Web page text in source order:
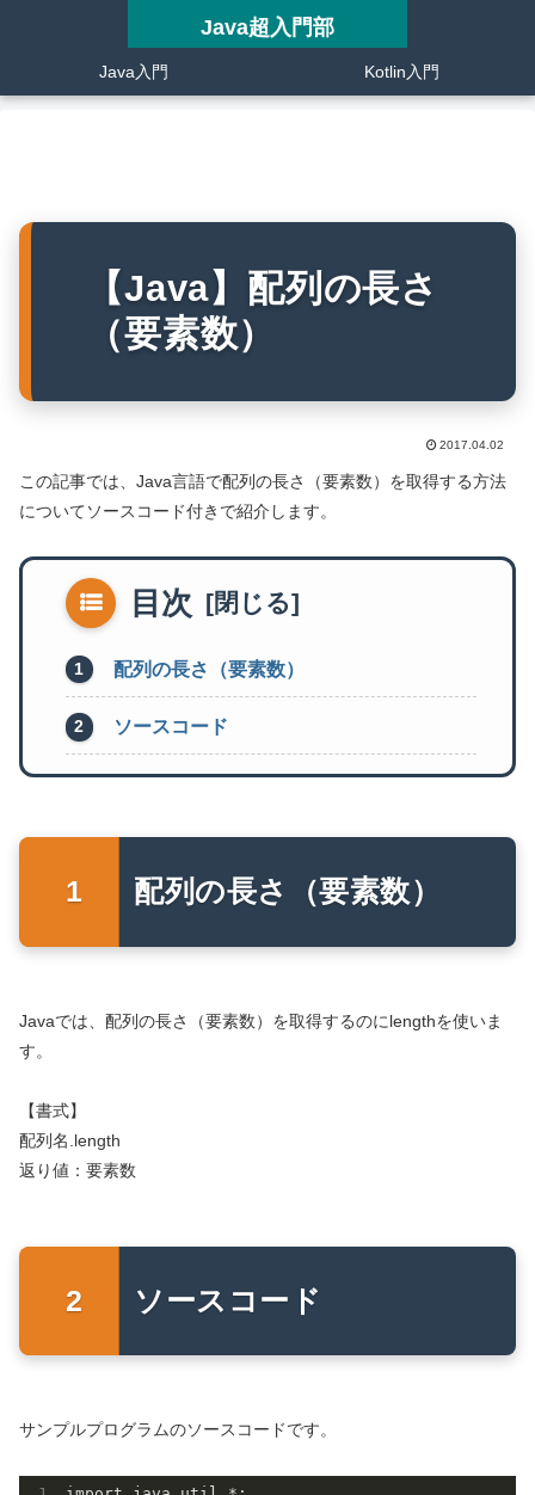
Java超入門部
Java入門 Kotlin入門
【Java】配列の長さ
（要素数）
2017.04.02
この記事では、Java言語で配列の長さ（要素数）を取得する方法
についてソースコード付きで紹介します。
目次
配列の長さ（要素数）
ソースコード
配列の長さ（要素数）
Javaでは、配列の長さ（要素数）を取得するのにlengthを使いま
す。
【書式】
配列名.length
返り値：要素数
ソースコード
サンプルプログラムのソースコードです。